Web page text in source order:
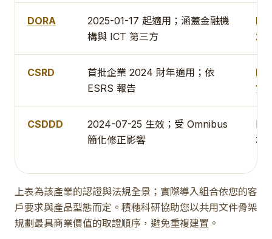
DORA
2025-01-17 起適用；涵蓋金融機
構與 ICT 第三方
ISO
CSRD
首批企業 2024 財年適用；依
ESRS 報告
ISO
CSDDD
2024-07-25 生效；受 Omnibus
簡化修正影響
ISO
上表為該產業的認證與法規全景；實際導入組合依您的客
戶要求與產品型態而定。積穗科研協助您以共用文件骨架
規劃最具商業價值的取證順序，避免重複建置。